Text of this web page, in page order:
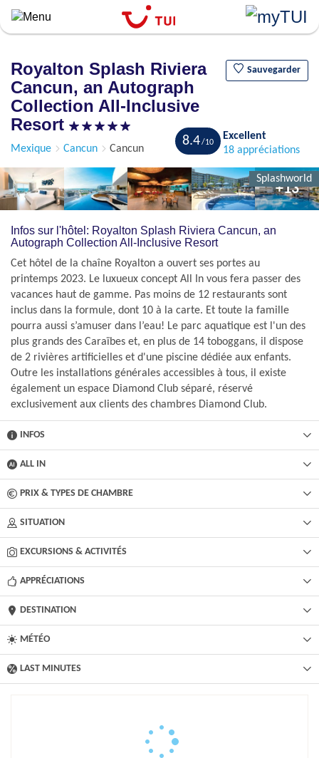
Aller
principal
Royalton Splash Riviera
Cancun, an Autograph
Collection All-Inclusive
Resort
Sauvegarder
Mexique Cancun Cancun
Splashworld
8.4
Excellent
18 appréciations
+13
Infos sur l'hôtel: Royalton Splash Riviera Cancun, an
Autograph Collection All-Inclusive Resort
Cet hôtel de la chaîne Royalton a ouvert ses portes au
printemps 2023. Le luxueux concept All In vous fera passer des
vacances haut de gamme. Pas moins de 12 restaurants sont
inclus dans la formule, dont 10 à la carte. Et toute la famille
pourra aussi s’amuser dans l’eau! Le parc aquatique est l'un des
plus grands des Caraïbes et, en plus de 14 toboggans, il dispose
de 2 rivières artificielles et d'une piscine dédiée aux enfants.
Outre les installations générales accessibles à tous, il existe
également un espace Diamond Club séparé, réservé
exclusivement aux clients des chambres Diamond Club.
INFOS
ALL IN
PRIX & TYPES DE CHAMBRE
SITUATION
EXCURSIONS & ACTIVITÉS​
APPRÉCIATIONS
DESTINATION
MÉTÉO
LAST MINUTES